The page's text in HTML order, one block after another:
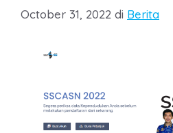
October 31, 2022 di Berita